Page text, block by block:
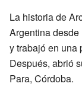
La historia de
Argentina desde
y trabajó en una
Después, abrió
Para, Córdoba.